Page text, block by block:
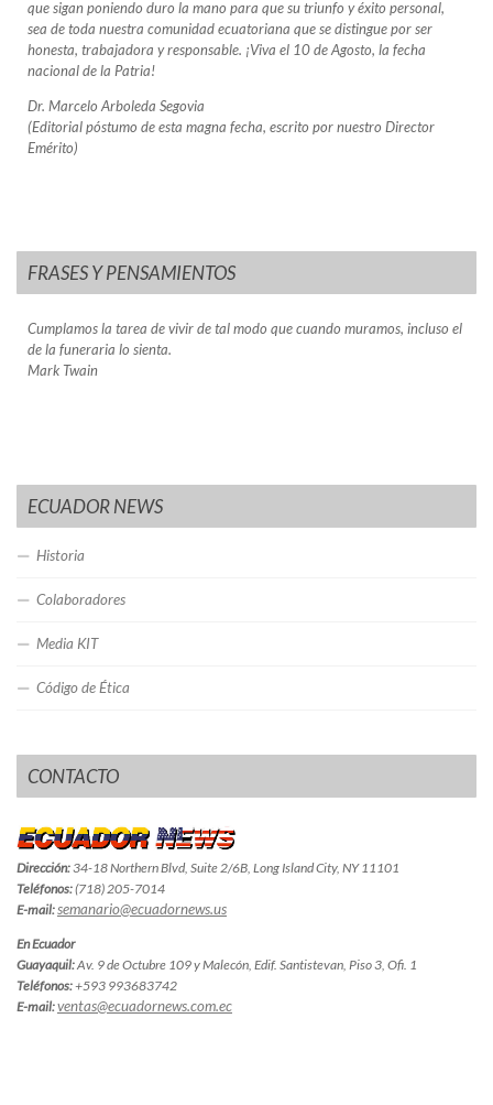
que sigan poniendo duro la mano para que su triunfo y éxito personal,
sea de toda nuestra comunidad ecuatoriana que se distingue por ser
honesta, trabajadora y responsable. ¡Viva el 10 de Agosto, la fecha
nacional de la Patria!
Dr. Marcelo Arboleda Segovia
(Editorial póstumo de esta magna fecha, escrito por nuestro Director
Emérito)
FRASES Y PENSAMIENTOS
Cumplamos la tarea de vivir de tal modo que cuando muramos, incluso el
de la funeraria lo sienta.
Mark Twain
ECUADOR NEWS
Historia
Colaboradores
Media KIT
Código de Ética
CONTACTO
Dirección:34-18 Northern Blvd, Suite 2/6B, Long Island City, NY 11101
Teléfonos:(718) 205-7014
E-mail:semanario@ecuadornews.us
En Ecuador
Guayaquil:Av. 9 de Octubre 109 y Malecón, Edif. Santistevan, Piso 3, Ofi. 1
Teléfonos:+593 993683742
E-mail:ventas@ecuadornews.com.ec